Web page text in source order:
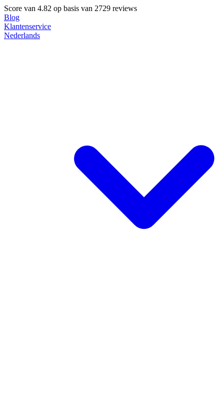
Score van 4.82 op basis van 2729 reviews
Blog
Klantenservice
Nederlands